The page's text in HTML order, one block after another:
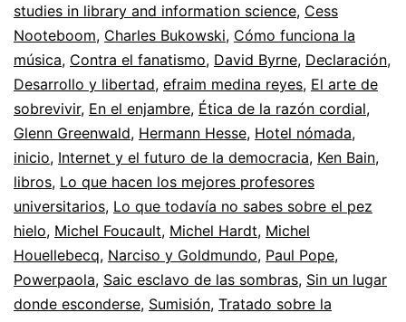
studies in library and information science, Cess
Nooteboom, Charles Bukowski, Cómo funciona la
música, Contra el fanatismo, David Byrne, Declaración,
Desarrollo y libertad, efraim medina reyes, El arte de
sobrevivir, En el enjambre, Ética de la razón cordial,
Glenn Greenwald, Hermann Hesse, Hotel nómada,
inicio, Internet y el futuro de la democracia, Ken Bain,
libros, Lo que hacen los mejores profesores
universitarios, Lo que todavía no sabes sobre el pez
hielo, Michel Foucault, Michel Hardt, Michel
Houellebecq, Narciso y Goldmundo, Paul Pope,
Powerpaola, Saic esclavo de las sombras, Sin un lugar
donde esconderse, Sumisión, Tratado sobre la